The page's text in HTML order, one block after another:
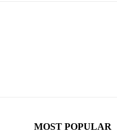
MOST POPULAR